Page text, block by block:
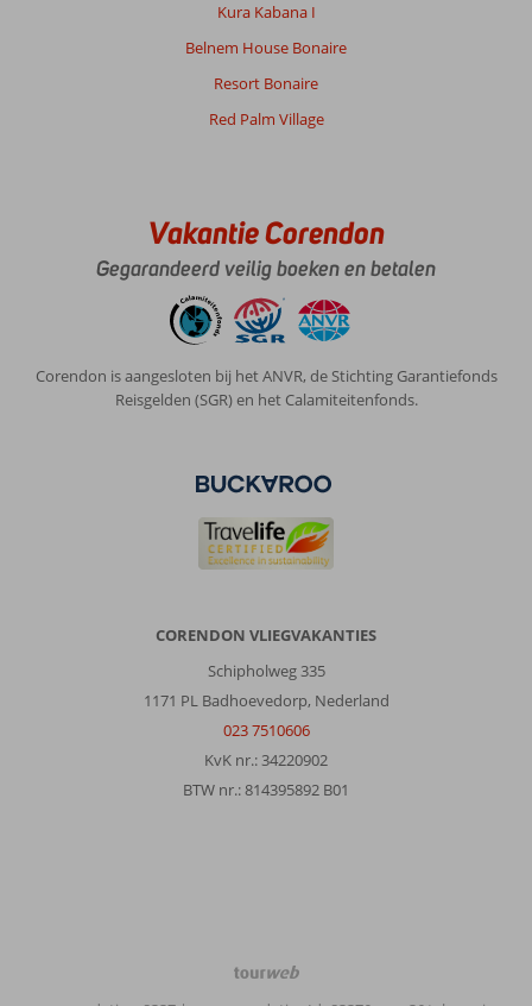
Kura Kabana I
Belnem House Bonaire
Resort Bonaire
Red Palm Village
Vakantie Corendon
Gegarandeerd veilig boeken en betalen
Corendon is aangesloten bij het ANVR, de Stichting Garantiefonds
Reisgelden (SGR) en het Calamiteitenfonds.
CORENDON VLIEGVAKANTIES
Schipholweg 335
1171 PL Badhoevedorp, Nederland
023 7510606
KvK nr.: 34220902
BTW nr.: 814395892 B01
TourWeb
©